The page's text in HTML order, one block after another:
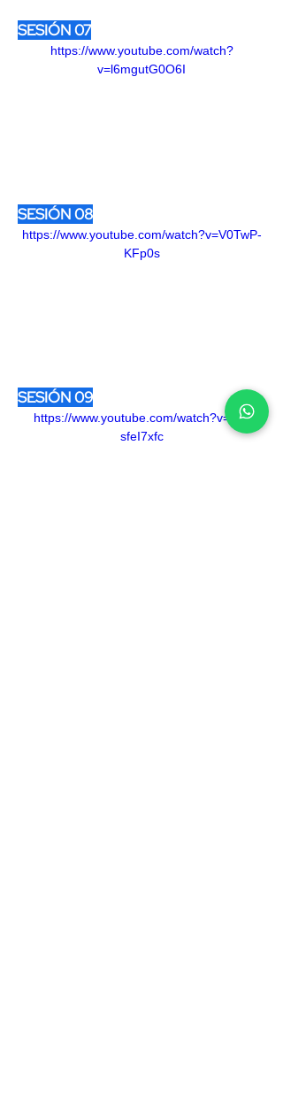
SESIÓN 07
https://www.youtube.com/watch?
v=l6mgutG0O6I
SESIÓN 08
https://www.youtube.com/watch?v=V0TwP-
KFp0s
SESIÓN 09
https://www.youtube.com/watch?v=Z8-
sfeI7xfc